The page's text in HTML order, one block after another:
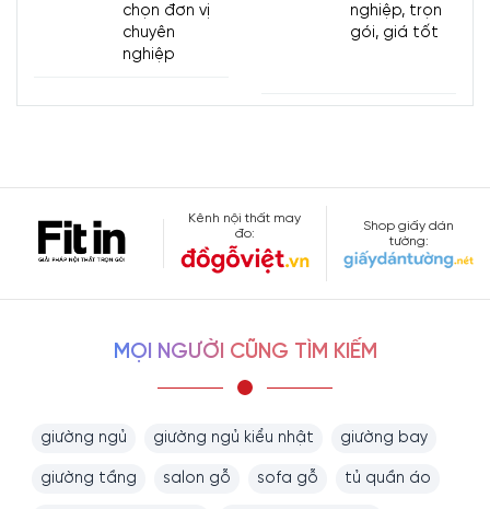
chọn đơn vị
chuyên
nghiệp
nghiệp, trọn
gói, giá tốt
Kênh nội thất may
đo:
Shop giấy dán
tường:
MỌI NGƯỜI CŨNG TÌM KIẾM
giường ngủ giường ngủ kiểu nhật giường bay
giường tầng salon gỗ sofa gỗ tủ quần áo